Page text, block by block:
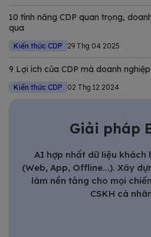
10 tính năng CDP quan trọng,
qua
Kiến thức CDP 29 Thg 04 2025
9 Lợi ích của CDP mà doanh
Kiến thức CDP 02 Thg 12 2024
Giải pháp
AI hợp nhất dữ liệu khách
(Web, App, Offline...). Xây
làm nền tảng cho mọi
CSKH cá